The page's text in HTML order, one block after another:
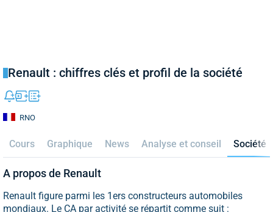
Renault : chiffres clés et profil de la société
RNO
Cours Graphique News Analyse et conseil Société
A propos de Renault
Renault figure parmi les 1ers constructeurs automobiles
mondiaux. Le CA par activité se répartit comme suit :